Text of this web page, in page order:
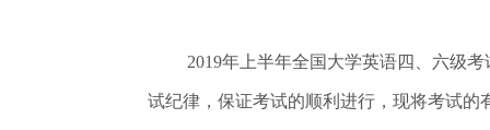
2019年上半年全国大学英语四、六级
试纪律，保证考试的顺利进行，现将考试的